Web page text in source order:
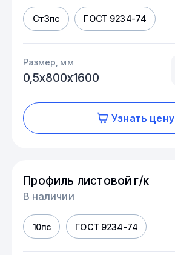
Ст3пс ГОСТ 9234-74
Размер, мм
0,5х800х1600
Узнать цену
Профиль листовой г/к
В наличии
10пс ГОСТ 9234-74